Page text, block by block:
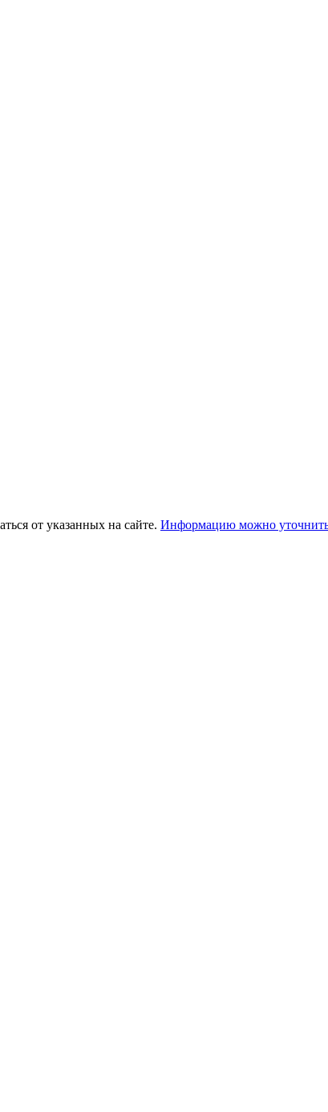
от указанных на сайте. Информацию можно